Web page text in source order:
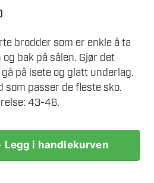
brodder som er enkle å ta
bak på sålen. Gjør det
på isete og glatt underlag.
som passer de fleste sko.
43-46.
Legg i handlekurven